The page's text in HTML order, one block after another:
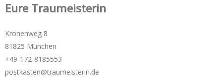
Eure Traumeisterin
Kronenweg 8
81825 München
+49-172-­8185553
postkasten@traumeisterin.de